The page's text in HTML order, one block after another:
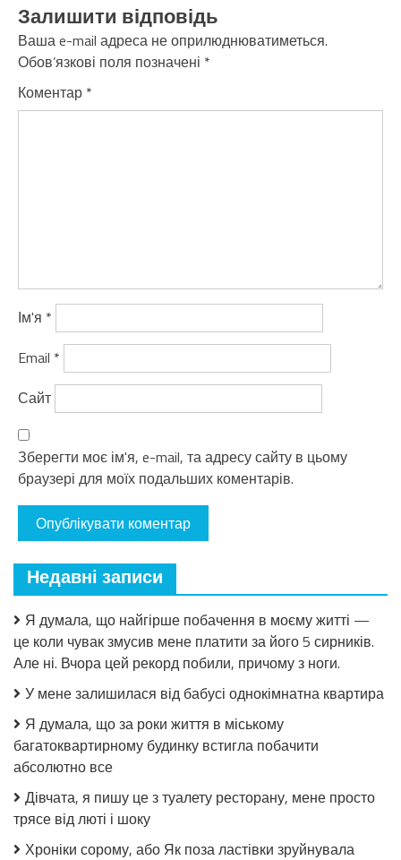
Залишити відповідь
Ваша e-mail адреса не оприлюднюватиметься.
Обов’язкові поля позначені *
Коментар *
Ім'я *
Email *
Сайт
Зберегти моє ім'я, e-mail, та адресу сайту в цьому
браузері для моїх подальших коментарів.
Недавні записи
Я думала, що найгірше побачення в моєму житті —
це коли чувак змусив мене платити за його 5 сирників.
Але ні. Вчора цей рекорд побили, причому з ноги.
У мене залишилася від бабусі однокімнатна квартира
Я думала, що за роки життя в міському
багатоквартирному будинку встигла побачити
абсолютно все
Дівчата, я пишу це з туалету ресторану, мене просто
трясе від люті і шоку
Хроніки сорому, або Як поза ластівки зруйнувала